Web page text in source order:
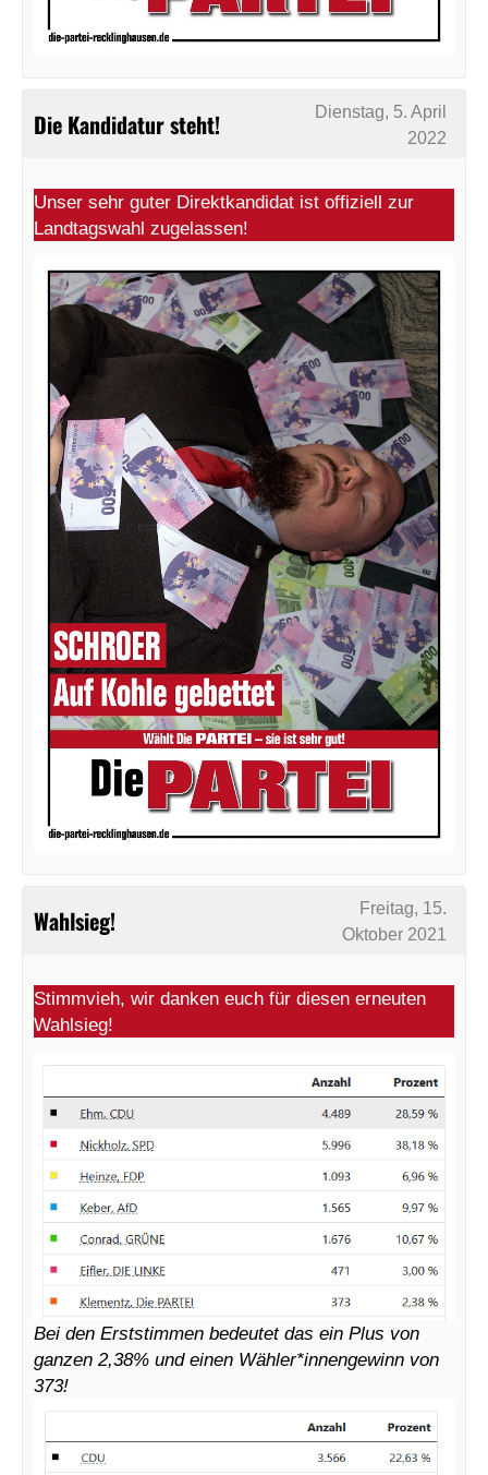
Die Kandidatur steht!
Dienstag, 5. April
2022
Unser sehr guter Direktkandidat ist offiziell zur
Landtagswahl zugelassen!
Wahlsieg!
Freitag, 15.
Oktober 2021
Stimmvieh, wir danken euch für diesen erneuten
Wahlsieg!
Bei den Erststimmen bedeutet das ein Plus von
ganzen 2,38% und einen Wähler*innengewinn von
373!